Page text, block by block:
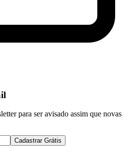
para ser avisado assim que novas
Cadastrar Grátis